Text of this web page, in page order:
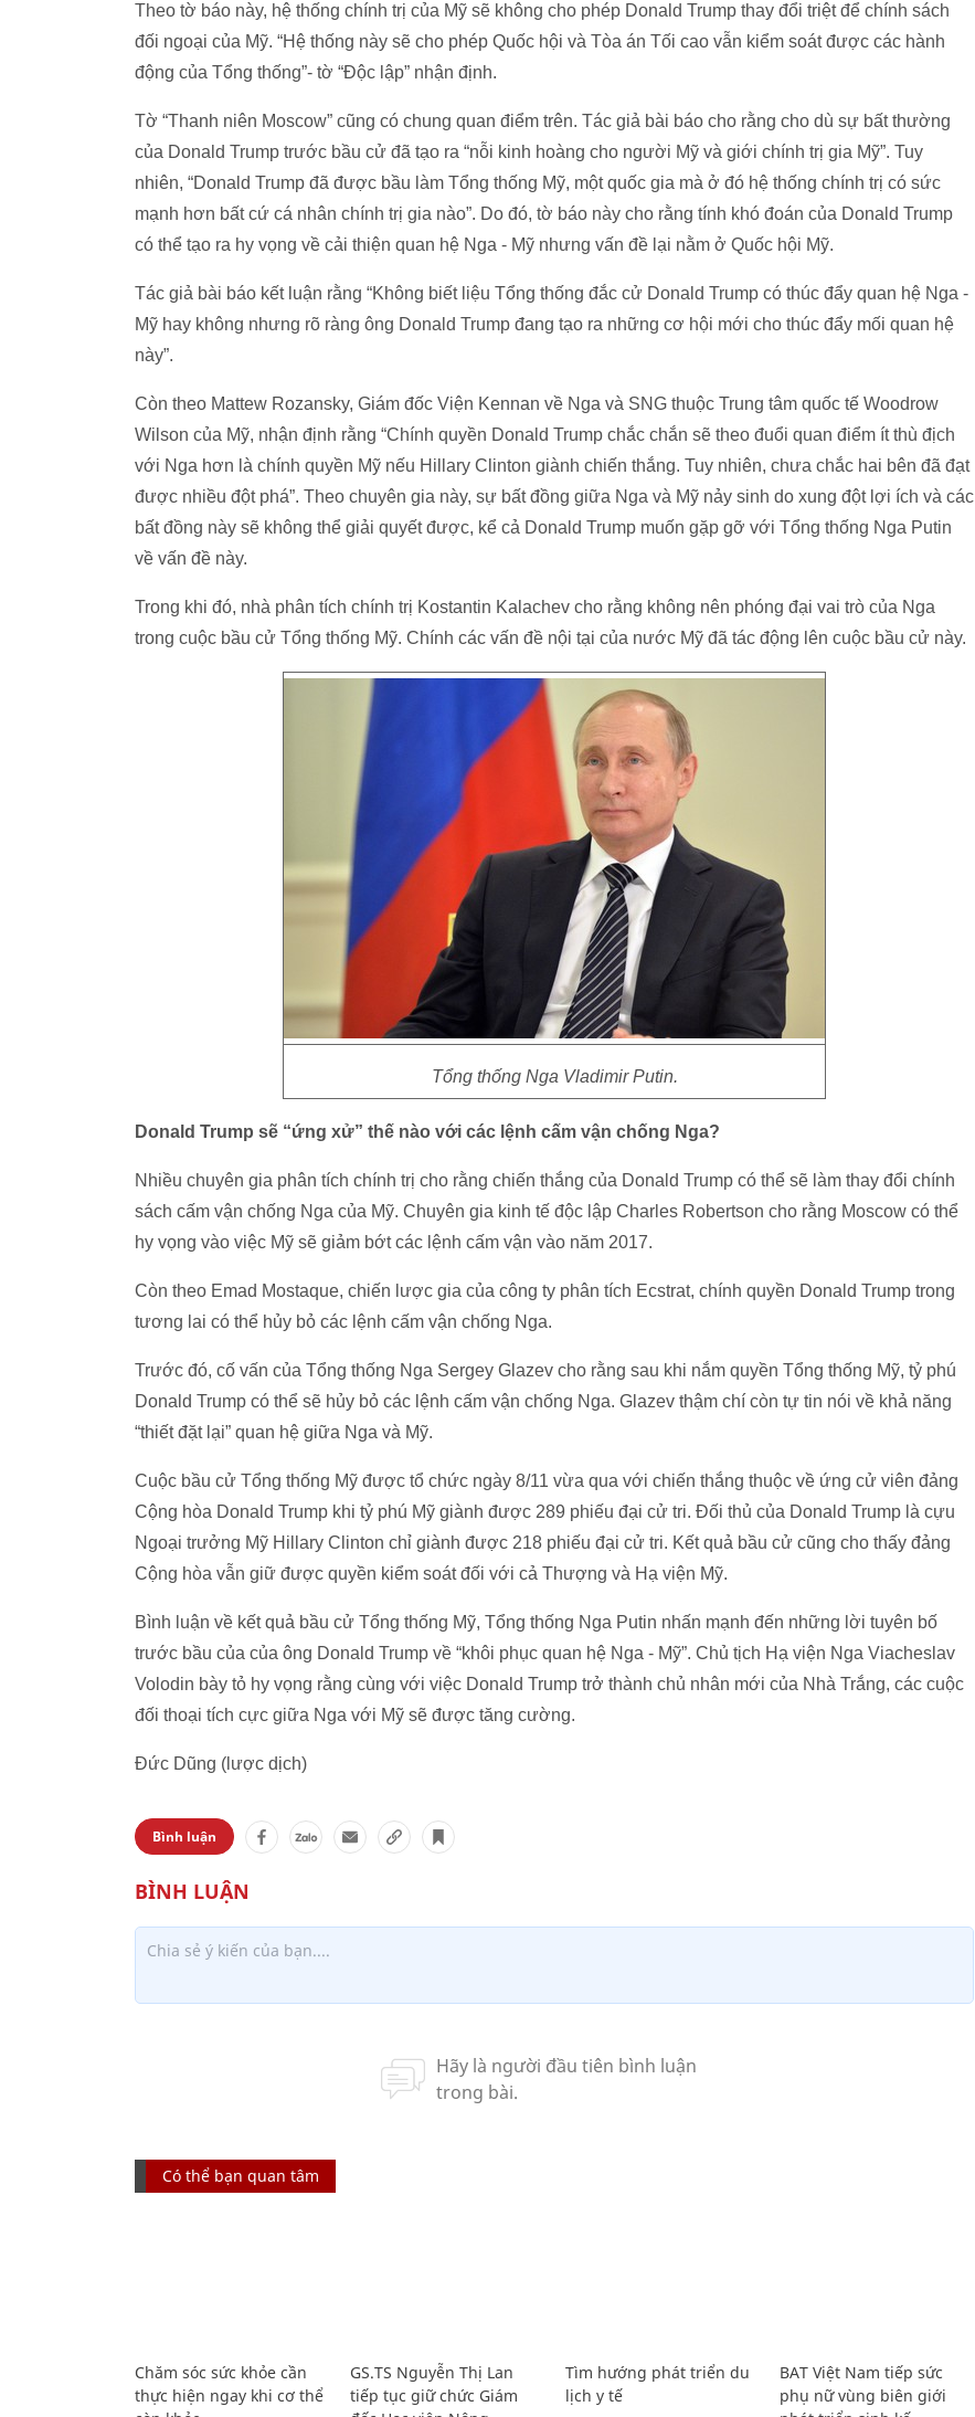
Theo tờ báo này, hệ thống chính trị của Mỹ sẽ không cho phép Donald Trump thay đổi triệt để chính sách
đối ngoại của Mỹ. “Hệ thống này sẽ cho phép Quốc hội và Tòa án Tối cao vẫn kiểm soát được các hành
động của Tổng thống”- tờ “Độc lập” nhận định.
Tờ “Thanh niên Moscow” cũng có chung quan điểm trên. Tác giả bài báo cho rằng cho dù sự bất thường
của Donald Trump trước bầu cử đã tạo ra “nỗi kinh hoàng cho người Mỹ và giới chính trị gia Mỹ”. Tuy
nhiên, “Donald Trump đã được bầu làm Tổng thống Mỹ, một quốc gia mà ở đó hệ thống chính trị có sức
mạnh hơn bất cứ cá nhân chính trị gia nào”. Do đó, tờ báo này cho rằng tính khó đoán của Donald Trump
có thể tạo ra hy vọng về cải thiện quan hệ Nga - Mỹ nhưng vấn đề lại nằm ở Quốc hội Mỹ.
Tác giả bài báo kết luận rằng “Không biết liệu Tổng thống đắc cử Donald Trump có thúc đẩy quan hệ Nga -
Mỹ hay không nhưng rõ ràng ông Donald Trump đang tạo ra những cơ hội mới cho thúc đẩy mối quan hệ
này”.
Còn theo Mattew Rozansky, Giám đốc Viện Kennan về Nga và SNG thuộc Trung tâm quốc tế Woodrow
Wilson của Mỹ, nhận định rằng “Chính quyền Donald Trump chắc chắn sẽ theo đuổi quan điểm ít thù địch
với Nga hơn là chính quyền Mỹ nếu Hillary Clinton giành chiến thắng. Tuy nhiên, chưa chắc hai bên đã đạt
được nhiều đột phá”. Theo chuyên gia này, sự bất đồng giữa Nga và Mỹ nảy sinh do xung đột lợi ích và các
bất đồng này sẽ không thể giải quyết được, kể cả Donald Trump muốn gặp gỡ với Tổng thống Nga Putin
về vấn đề này.
Trong khi đó, nhà phân tích chính trị Kostantin Kalachev cho rằng không nên phóng đại vai trò của Nga
trong cuộc bầu cử Tổng thống Mỹ. Chính các vấn đề nội tại của nước Mỹ đã tác động lên cuộc bầu cử này.
Tổng thống Nga Vladimir Putin.
Donald Trump sẽ “ứng xử” thế nào với các lệnh cấm vận chống Nga?
Nhiều chuyên gia phân tích chính trị cho rằng chiến thắng của Donald Trump có thể sẽ làm thay đổi chính
sách cấm vận chống Nga của Mỹ. Chuyên gia kinh tế độc lập Charles Robertson cho rằng Moscow có thể
hy vọng vào việc Mỹ sẽ giảm bớt các lệnh cấm vận vào năm 2017.
Còn theo Emad Mostaque, chiến lược gia của công ty phân tích Ecstrat, chính quyền Donald Trump trong
tương lai có thể hủy bỏ các lệnh cấm vận chống Nga.
Trước đó, cố vấn của Tổng thống Nga Sergey Glazev cho rằng sau khi nắm quyền Tổng thống Mỹ, tỷ phú
Donald Trump có thể sẽ hủy bỏ các lệnh cấm vận chống Nga. Glazev thậm chí còn tự tin nói về khả năng
“thiết đặt lại” quan hệ giữa Nga và Mỹ.
Cuộc bầu cử Tổng thống Mỹ được tổ chức ngày 8/11 vừa qua với chiến thắng thuộc về ứng cử viên đảng
Cộng hòa Donald Trump khi tỷ phú Mỹ giành được 289 phiếu đại cử tri. Đối thủ của Donald Trump là cựu
Ngoại trưởng Mỹ Hillary Clinton chỉ giành được 218 phiếu đại cử tri. Kết quả bầu cử cũng cho thấy đảng
Cộng hòa vẫn giữ được quyền kiểm soát đối với cả Thượng và Hạ viện Mỹ.
Bình luận về kết quả bầu cử Tổng thống Mỹ, Tổng thống Nga Putin nhấn mạnh đến những lời tuyên bố
trước bầu của của ông Donald Trump về “khôi phục quan hệ Nga - Mỹ”. Chủ tịch Hạ viện Nga Viacheslav
Volodin bày tỏ hy vọng rằng cùng với việc Donald Trump trở thành chủ nhân mới của Nhà Trắng, các cuộc
đối thoại tích cực giữa Nga với Mỹ sẽ được tăng cường.
Đức Dũng (lược dịch)
Bình luận
Có thể bạn quan tâm
Chăm sóc sức khỏe cần
thực hiện ngay khi cơ thể
GS.TS Nguyễn Thị Lan
tiếp tục giữ chức Giám
Tìm hướng phát triển du
lịch y tế
BAT Việt Nam tiếp sức
phụ nữ vùng biên giới